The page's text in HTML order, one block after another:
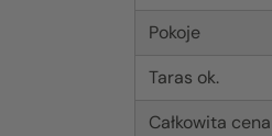
Pokoje
Taras ok.
Całkowita cena